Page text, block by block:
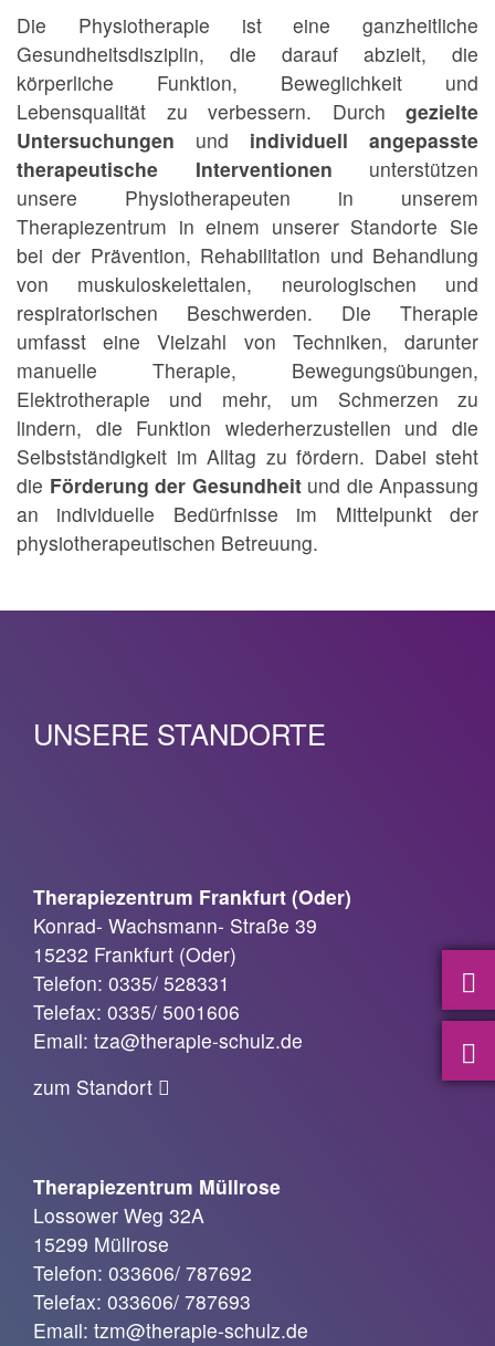
Die Physiotherapie ist eine ganzheitliche
Gesundheitsdisziplin, die darauf abzielt, die
körperliche Funktion, Beweglichkeit und
Lebensqualität zu verbessern. Durch gezielte
Untersuchungen und individuell angepasste
therapeutische Interventionen unterstützen
unsere Physiotherapeuten in unserem
Therapiezentrum in einem unserer Standorte Sie
bei der Prävention, Rehabilitation und Behandlung
von muskuloskelettalen, neurologischen und
respiratorischen Beschwerden. Die Therapie
umfasst eine Vielzahl von Techniken, darunter
manuelle Therapie, Bewegungsübungen,
Elektrotherapie und mehr, um Schmerzen zu
lindern, die Funktion wiederherzustellen und die
Selbstständigkeit im Alltag zu fördern. Dabei steht
die Förderung der Gesundheitund die Anpassung
an individuelle Bedürfnisse im Mittelpunkt der
physiotherapeutischen Betreuung.
UNSERE STANDORTE
Therapiezentrum Frankfurt (Oder)
Konrad- Wachsmann- Straße 39
15232 Frankfurt (Oder)
Telefon: 0335/ 528331
Telefax: 0335/ 5001606
Email: tza@therapie-schulz.de
zum Standort
Therapiezentrum Müllrose
Lossower Weg 32A
15299 Müllrose
Telefon: 033606/ 787692
Telefax: 033606/ 787693
Email: tzm@therapie-schulz.de